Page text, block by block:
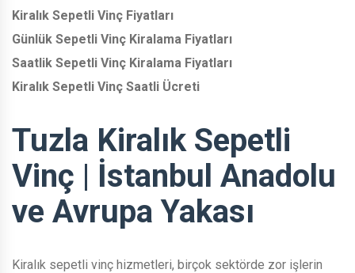
Kiralık Sepetli Vinç Fiyatları
Günlük Sepetli Vinç Kiralama Fiyatları
Saatlik Sepetli Vinç Kiralama Fiyatları
Kiralık Sepetli Vinç Saatli Ücreti
Tuzla Kiralık Sepetli
Vinç | İstanbul Anadolu
ve Avrupa Yakası
Kiralık sepetli vinç hizmetleri, birçok sektörde zor işlerin